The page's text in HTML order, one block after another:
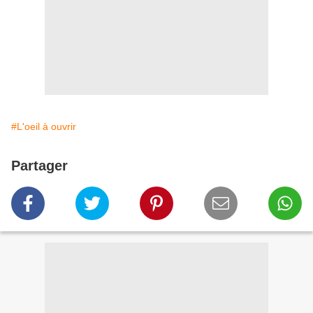
#L'oeil à ouvrir
Partager